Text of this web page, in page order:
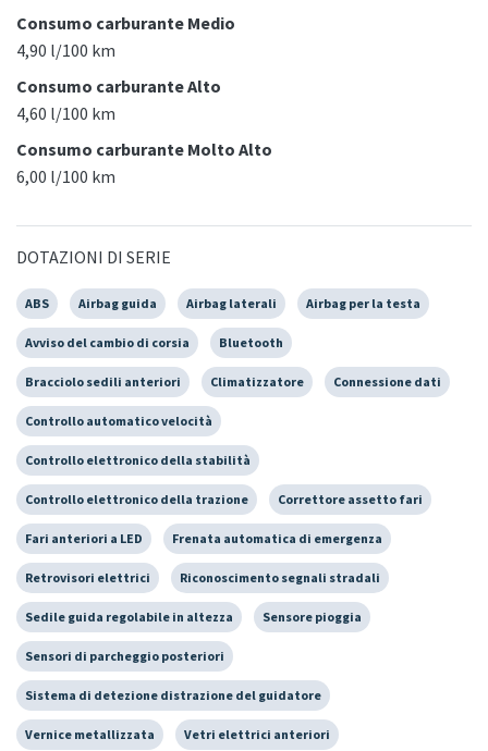
Consumo carburante Medio
4,90 l/100 km
Consumo carburante Alto
4,60 l/100 km
Consumo carburante Molto Alto
6,00 l/100 km
DOTAZIONI DI SERIE
ABS Airbag guida Airbag laterali Airbag per la testa
Avviso del cambio di corsia Bluetooth
Bracciolo sedili anteriori Climatizzatore Connessione dati
Controllo automatico velocità
Controllo elettronico della stabilità
Controllo elettronico della trazione Correttore assetto fari
Fari anteriori a LED Frenata automatica di emergenza
Retrovisori elettrici Riconoscimento segnali stradali
Sedile guida regolabile in altezza Sensore pioggia
Sensori di parcheggio posteriori
Sistema di detezione distrazione del guidatore
Vernice metallizzata Vetri elettrici anteriori